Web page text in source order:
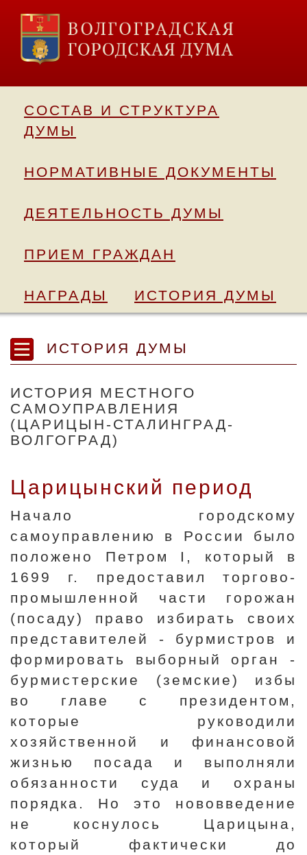
СОСТАВ И СТРУКТУРА
ДУМЫ
НОРМАТИВНЫЕ ДОКУМЕНТЫ
ДЕЯТЕЛЬНОСТЬ ДУМЫ
ПРИЕМ ГРАЖДАН
НАГРАДЫ ИСТОРИЯ ДУМЫ
ИСТОРИЯ ДУМЫ
ИСТОРИЯ МЕСТНОГО
САМОУПРАВЛЕНИЯ
(ЦАРИЦЫН-СТАЛИНГРАД-
ВОЛГОГРАД)
Царицынский период
Начало городскому
самоуправлению в России было
положено Петром I, который в
1699 г. предоставил торгово-
промышленной части горожан
(посаду) право избирать своих
представителей - бурмистров и
формировать выборный орган -
бурмистерские (земские) избы
во главе с президентом,
которые руководили
хозяйственной и финансовой
жизнью посада и выполняли
обязанности суда и охраны
порядка. Но это нововведение
не коснулось Царицына,
который фактически до